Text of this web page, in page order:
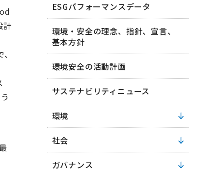
計
ESGパフォーマンスデータ
環境・安全の理念、指針、宣言、
基本方針
環境安全の活動計画
サステナビリティニュース
環境
社会
ガバナンス